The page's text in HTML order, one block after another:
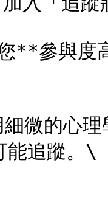
**參與度
微的心
能追蹤。\